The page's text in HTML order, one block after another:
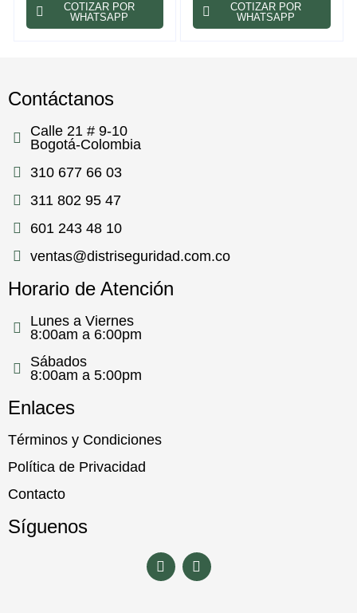
COTIZAR POR
WHATSAPP
COTIZAR POR
WHATSAPP
Contáctanos
Calle 21 # 9-10
Bogotá-Colombia
310 677 66 03
311 802 95 47
601 243 48 10
ventas@distriseguridad.com.co
Horario de Atención
Lunes a Viernes
8:00am a 6:00pm
Sábados
8:00am a 5:00pm
Enlaces
Términos y Condiciones
Política de Privacidad
Contacto
Síguenos